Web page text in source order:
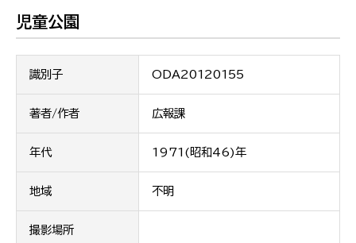
児童公園
識別子 ODA20120155
著者/作者 広報課
年代 1971(昭和46)年
地域 不明
撮影場所